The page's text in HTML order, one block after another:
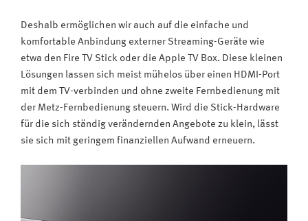
Deshalb ermöglichen wir auch auf die einfache und
komfortable Anbindung externer Streaming-Geräte wie
etwa den Fire TV Stick oder die Apple TV Box. Diese kleinen
Lösungen lassen sich meist mühelos über einen HDMI-Port
mit dem TV-verbinden und ohne zweite Fernbedienung mit
der Metz-Fernbedienung steuern. Wird die Stick-Hardware
für die sich ständig verändernden Angebote zu klein, lässt
sie sich mit geringem finanziellen Aufwand erneuern.